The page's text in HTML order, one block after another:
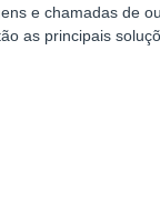
e chamadas de
as principais